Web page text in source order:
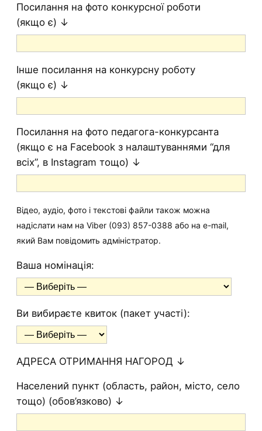
Посилання на фото конкурсної роботи
(якщо є) ↓
Інше посилання на конкурсну роботу
(якщо є) ↓
Посилання на фото педагога-конкурсанта
(якщо є на Facebook з налаштуваннями “для
всіх”, в Instagram тощо) ↓
Відео, аудіо, фото і текстові файли також можна
надіслати нам на Viber (093) 857-0388 або на e-mail,
який Вам повідомить адміністратор.
Ваша номінація:
Ви вибираєте квиток (пакет участі):
АДРЕСА ОТРИМАННЯ НАГОРОД ↓
Населений пункт (область, район, місто, село
тощо) (обов’язково) ↓